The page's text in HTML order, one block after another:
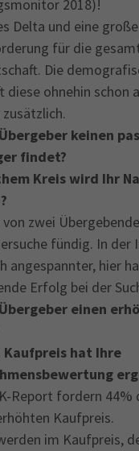
2018)!
Delta und eine große
für die
Die
diese ohnehin schon
keinen
findet?
Kreis wird Ihr
von zwei
fündig. In der
angespannter, hier
Erfolg bei der
einen
Kaufpreis hat Ihre
Report fordern 44%
Kaufpreis.
im Kaufpreis,